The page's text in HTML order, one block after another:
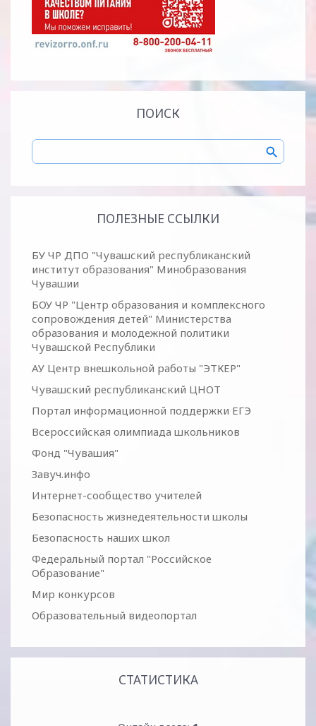
ПОИСК
ПОЛЕЗНЫЕ ССЫЛКИ
БУ ЧР ДПО "Чувашский республиканский
институт образования" Минобразования
Чувашии
БОУ ЧР "Центр образования и комплексного
сопровождения детей" Министерства
образования и молодежной политики
Чувашской Республики
АУ Центр внешкольной работы "ЭТКЕР"
Чувашский республиканский ЦНОТ
Портал информационной поддержки ЕГЭ
Всероссийская олимпиада школьников
Фонд "Чувашия"
Завуч.инфо
Интернет-сообщество учителей
Безопасность жизнедеятельности школы
Безопасность наших школ
Федеральный портал "Российское
Образование"
Мир конкурсов
Образовательный видеопортал
СТАТИСТИКА